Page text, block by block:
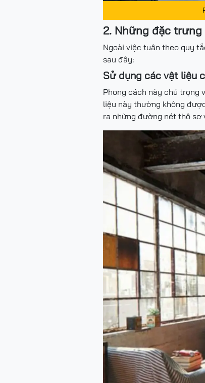
2. Những đặc
Ngoài việc tuân theo quy
sau đây:
Sử dụng các vật liệu
Phong cách này chú trọng
liệu này thường không
ra những đường nét thô sơ